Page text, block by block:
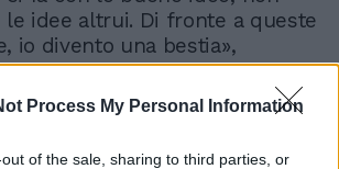
Process My Personal Information
of the sale, sharing to third parties, or
le idee altrui. Di fronte a queste
io divento una bestia»,
che in queste settimane
di un altro suo brano
ancora ancora"